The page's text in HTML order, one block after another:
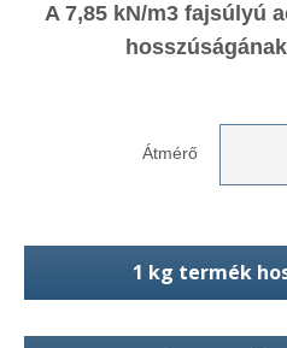
A 7,85 kN/m3 fajsúlyú
Átmérő
1 kg termék